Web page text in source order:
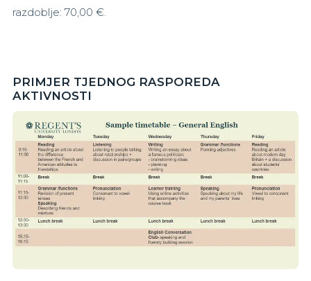
razdoblje: 70,00 €.
PRIMJER TJEDNOG RASPOREDA
AKTIVNOSTI